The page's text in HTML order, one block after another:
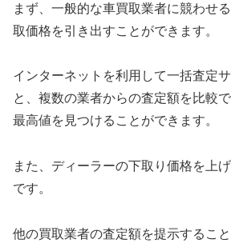
まず、一般的な車買取業者に競わせ
取価格を引き出すことができます。
インターネットを利用して一括査定
と、複数の業者からの査定額を比較
最高値を見つけることができます。
また、ディーラーの下取り価格を上
です。
他の買取業者の査定額を提示するこ